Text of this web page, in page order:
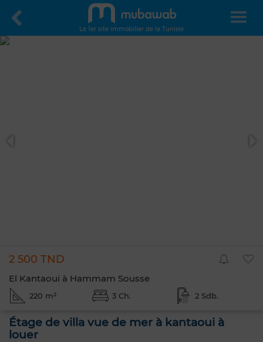
Le 1er site immobilier de la Tunisie
2 500 TND
El Kantaoui à Hammam Sousse
220 m² 3 Ch. 2 Sdb.
Étage de villa vue de mer à kantaoui à
louer